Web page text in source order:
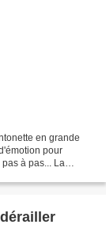
en grande
pour
à pas... La